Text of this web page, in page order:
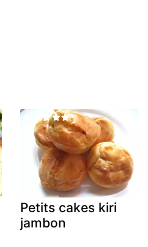
Petits cakes kiri
jambon